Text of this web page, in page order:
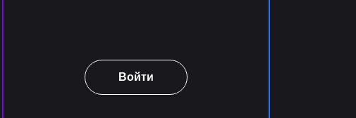
Войти